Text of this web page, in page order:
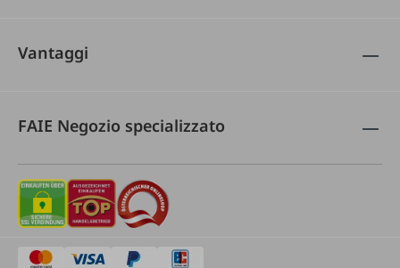
Vantaggi
FAIE Negozio specializzato